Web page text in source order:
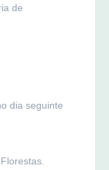
de
dia seguinte